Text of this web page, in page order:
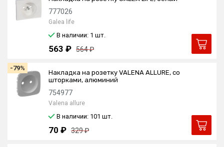
777026
Galea life
В наличии: 1 шт.
563 ₽ 564 ₽
-79%
Накладка на розетку VALENA ALLURE, со
шторками, алюминий
754977
Valena allure
В наличии: 101 шт.
70 ₽ 329 ₽